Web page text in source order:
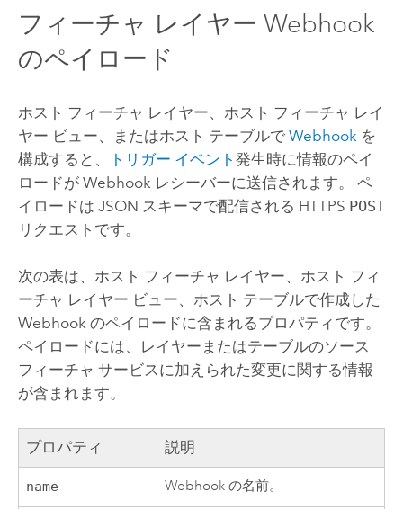
フィーチャ レイヤー Webhook
のペイロード
ホスト フィーチャ レイヤー、ホスト フィーチャ レイ
ヤー ビュー、またはホスト テーブルで Webhook を
構成すると、
トリガー イベント 発生時に情報のペイ
ロードが Webhook レシーバーに送信されます。 ペ
イロードは JSON スキーマで配信される HTTPS POST
リクエストです。
次の表は、ホスト フィーチャ レイヤー、ホスト フィ
ーチャ レイヤー ビュー、ホスト テーブルで作成した
Webhook のペイロードに含まれるプロパティです。
ペイロードには、レイヤーまたはテーブルのソース
フィーチャ サービスに加えられた変更に関する情報
が含まれます。
プロパティ 説明
name Webhook の名前。